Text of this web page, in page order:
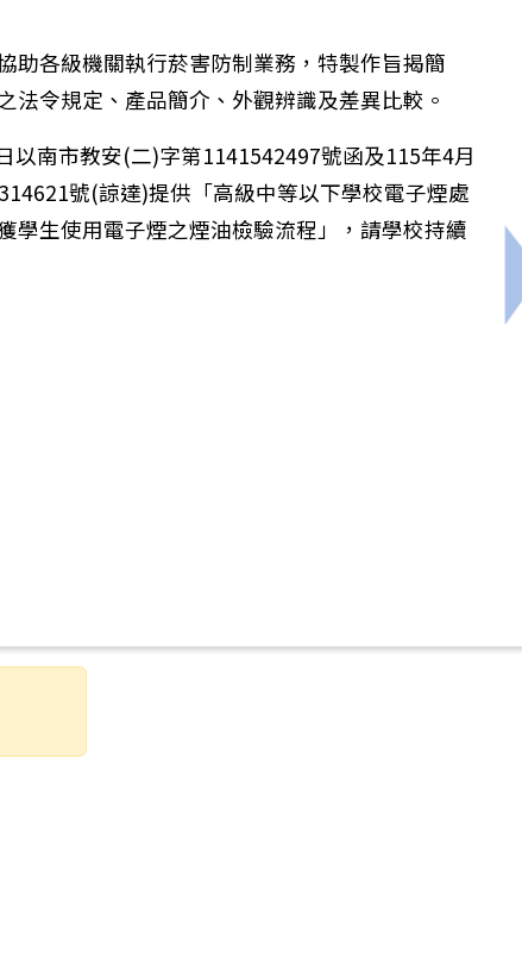
國家海洋日」活動公告宣導。
助各級機關執行菸害防制業務，特製作旨揭簡
法令規定、產品簡介、外觀辨識及差異比較。
以南市教安(二)字第1141542497號函及115年4月
號(諒達)提供「高級中等以下學校電子煙處
學生使用電子煙之煙油檢驗流程」，請學校持續